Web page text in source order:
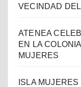
VECINDAD
ATENEA
EN LA
MUJERES
ISLA